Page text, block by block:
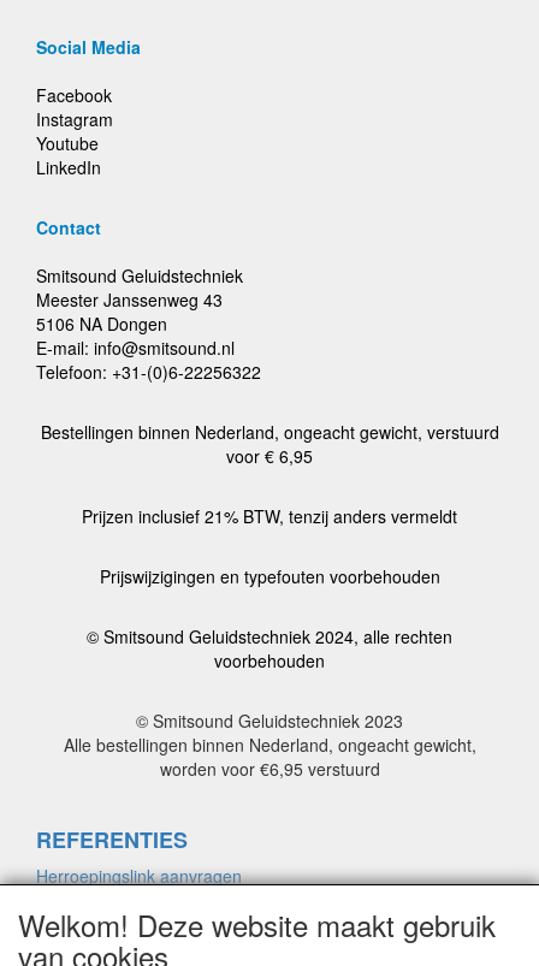
Social Media
Facebook
Instagram
Youtube
LinkedIn
Contact
Smitsound Geluidstechniek
Meester Janssenweg 43
5106 NA Dongen
E-mail: info@smitsound.nl
Telefoon: +31-(0)6-22256322
Bestellingen binnen Nederland, ongeacht gewicht, verstuurd
voor € 6,95
Prijzen inclusief 21% BTW, tenzij anders vermeldt
Prijswijzigingen en typefouten voorbehouden
© Smitsound Geluidstechniek 2024, alle rechten
voorbehouden
© Smitsound Geluidstechniek 2023
Alle bestellingen binnen Nederland, ongeacht gewicht,
worden voor €6,95 verstuurd
REFERENTIES
Herroepingslink aanvragen
ALGEMENE VOORWAARDEN
Welkom! Deze website maakt gebruik
van cookies